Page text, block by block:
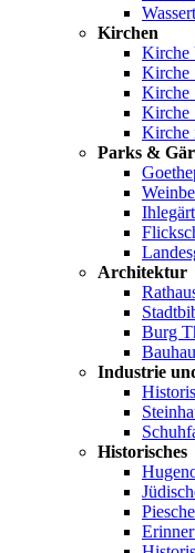
Kirchen
Kirche
Kirche
Kirche
Kirche
Kirche
Parks &
Architektur
Burg
Industrie
Historisches